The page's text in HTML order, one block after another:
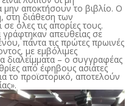
μην αποκτήσουν το βιβλίο. Ο
στη διάθεση των
όλες τις απορίες τους.
γράφτηκαν απευθείας σε
πάντα τις πρώτες πρωινές
με εμβόλιμες
διαλείμματα – ο συγγραφέας
από έφηβους ασιάτες
το προϊστορικό, αποτελούν